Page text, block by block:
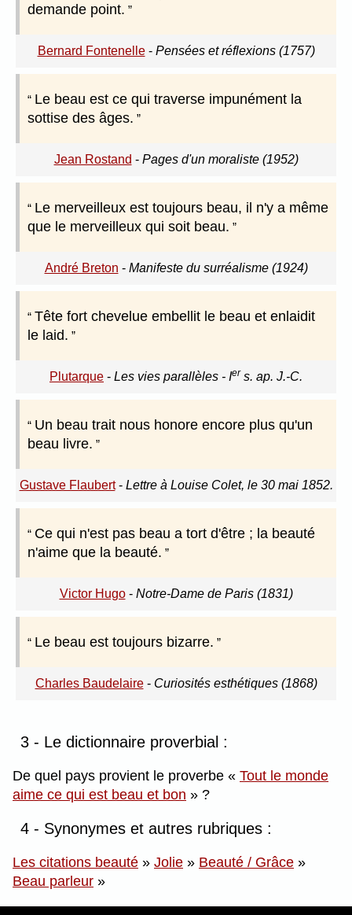
demande point.
Bernard Fontenelle- Pensées et réflexions (1757)
Le beau est ce qui traverse impunément la
sottise des âges.
Jean Rostand - Pages d'un moraliste (1952)
Le merveilleux est toujours beau, il n'y a même
que le merveilleux qui soit beau.
André Breton - Manifeste du surréalisme (1924)
Tête fort chevelue embellit le beau et enlaidit
le laid.
Plutarque - Les vies parallèles - Ier s. ap. J.-C.
Un beau trait nous honore encore plus qu'un
beau livre.
Gustave Flaubert- Lettre à Louise Colet, le 30 mai 1852.
Ce qui n'est pas beau a tort d'être ; la beauté
n'aime que la beauté.
Victor Hugo- Notre-Dame de Paris (1831)
Le beau est toujours bizarre.
Charles Baudelaire- Curiosités esthétiques (1868)
3 - Le dictionnaire proverbial :
De quel pays provient le proverbe
Tout le monde
aime ce qui est beau et bon
?
4 - Synonymes et autres rubriques :
Les citations beauté » Jolie » Beauté / Grâce »
Beau parleur »